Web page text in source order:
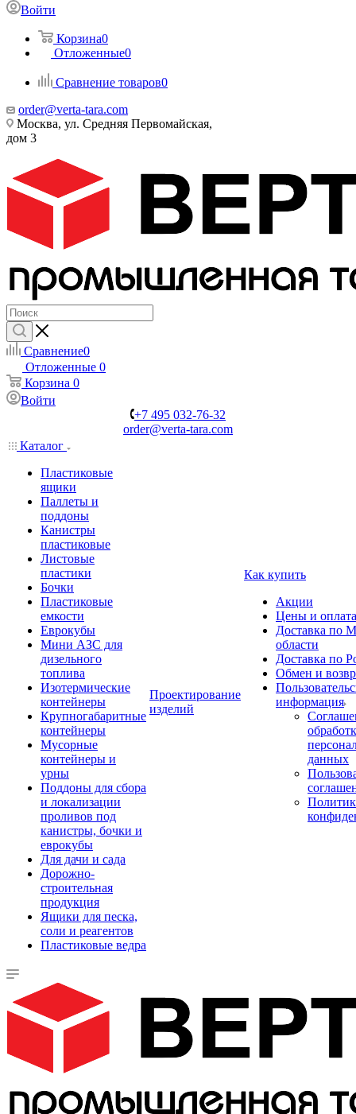
Войти
Корзина0
Отложенные0
Сравнение товаров0
order@verta-tara.com
Москва, ул. Средняя Первомайская,
дом 3
Сравнение0
Отложенные 0
Корзина 0
Войти
+7 495 032-76-32
order@verta-tara.com
Каталог
Пластиковые
ящики
Паллеты и
поддоны
Канистры
пластиковые
Листовые
пластики
Бочки
Пластиковые
емкости
Еврокубы
Мини АЗС для
дизельного
топлива
Изотермические
контейнеры
Крупногабаритные
контейнеры
Мусорные
контейнеры и
урны
Поддоны для сбора
и локализации
проливов под
канистры, бочки и
еврокубы
Для дачи и сада
Дорожно-
строительная
продукция
Ящики для песка,
соли и реагентов
Пластиковые ведра
Проектирование
изделий
Как купить
Акции
Цены и оплата
Доставка по
области
Доставка по
Обмен и
информация
данных